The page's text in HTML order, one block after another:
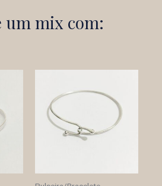
um mix com: